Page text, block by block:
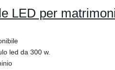
LED per
led da 300 w.